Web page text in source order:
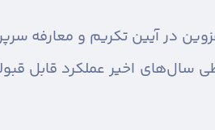
در آیین تکریم و معارفه
سال‌های اخیر عملکرد قابل